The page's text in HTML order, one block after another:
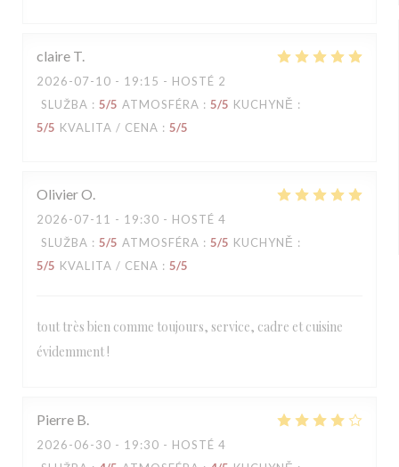
claire T
2026-07-10 - 19:15 - HOSTÉ 2
SLUŽBA : 5/5 ATMOSFÉRA : 5/5 KUCHYNĚ :
5/5 KVALITA / CENA : 5/5
OlivierO
2026-07-11 - 19:30 - HOSTÉ 4
SLUŽBA : 5/5 ATMOSFÉRA : 5/5 KUCHYNĚ :
5/5 KVALITA / CENA : 5/5
tout très bien comme toujours, service, cadre et cuisine
évidemment !
Pierre B
2026-06-30 - 19:30 - HOSTÉ 4